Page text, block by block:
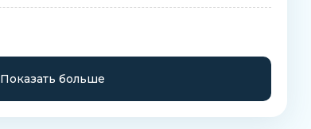
Заказать
Показать больше